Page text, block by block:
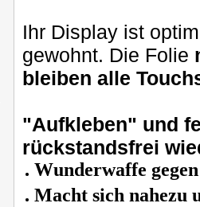
Ihr Display ist
gewohnt. Die Folie
bleiben alle
"Aufkleben" und
rückstandsfrei
Wunderwaffe
Macht sich nahezu